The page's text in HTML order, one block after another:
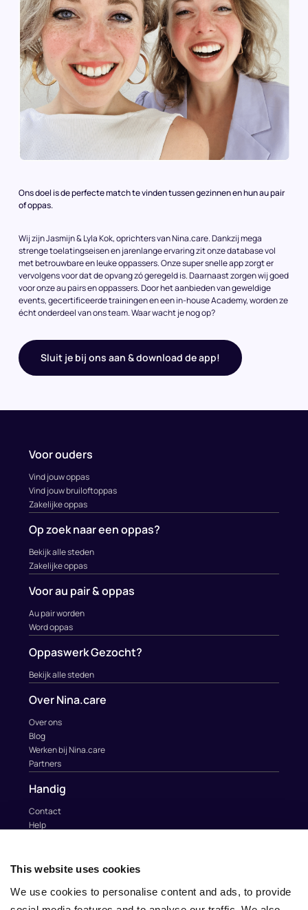
This website uses cookies
We use cookies to personalise content and ads, to provide
Ons doel is de perfecte match te vinden tussen gezinnen en hun au pair
of oppas.
Wij zijn Jasmijn & Lyla Kok, oprichters van Nina.care. Dankzij mega
strenge toelatingseisen en jarenlange ervaring zit onze database vol
met betrouwbare en leuke oppassers. Onze super snelle app zorgt er
vervolgens voor dat de opvang zó geregeld is. Daarnaast zorgen wij goed
voor onze au pairs en oppassers. Door het aanbieden van geweldige
events, gecertificeerde trainingen en een in-house Academy, worden ze
écht onderdeel van ons team. Waar wacht je nog op?
Sluit je bij ons aan & download de app!
Voor ouders
Vind jouw oppas
Vind jouw bruiloftoppas
Zakelijke oppas
Op zoek naar een oppas?
Bekijk alle steden
Zakelijke oppas
Voor au pair & oppas
Au pair worden
Word oppas
Oppaswerk Gezocht?
Bekijk alle steden
Over Nina.care
Over ons
Blog
Werken bij Nina.care
Partners
Handig
Contact
Help
info@nina.care